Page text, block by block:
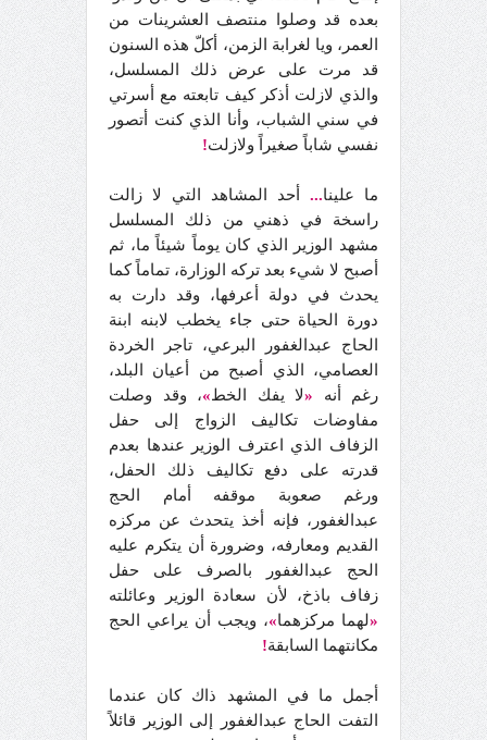
بعده قد وصلوا منتصف العشرينات من
العمر، ويا لغرابة الزمن، أكلّ هذه السنون
قد مرت على عرض ذلك المسلسل،
والذي لازلت أذكر كيف تابعته مع أسرتي
في سني الشباب، وأنا الذي كنت أتصور
نفسي شاباً صغيراً ولازلت!
ما علينا... أحد المشاهد التي لا زالت
راسخة في ذهني من ذلك المسلسل
مشهد الوزير الذي كان يوماً شيئاً ما، ثم
أصبح لا شيء بعد تركه الوزارة، تماماً كما
يحدث في دولة أعرفها، وقد دارت به
دورة الحياة حتى جاء يخطب لابنه ابنة
الحاج عبدالغفور البرعي، تاجر الخردة
العصامي، الذي أصبح من أعيان البلد،
رغم أنه «لا يفك الخط»، وقد وصلت
مفاوضات تكاليف الزواج إلى حفل
الزفاف الذي اعترف الوزير عندها بعدم
قدرته على دفع تكاليف ذلك الحفل،
ورغم صعوبة موقفه أمام الحج
عبدالغفور، فإنه أخذ يتحدث عن مركزه
القديم ومعارفه، وضرورة أن يتكرم عليه
الحج عبدالغفور بالصرف على حفل
زفاف باذخ، لأن سعادة الوزير وعائلته
«لهما مركزهما»، ويجب أن يراعي الحج
مكانتهما السابقة!
أجمل ما في المشهد ذاك كان عندما
التفت الحاج عبدالغفور إلى الوزير قائلاً